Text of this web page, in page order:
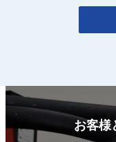
お客様